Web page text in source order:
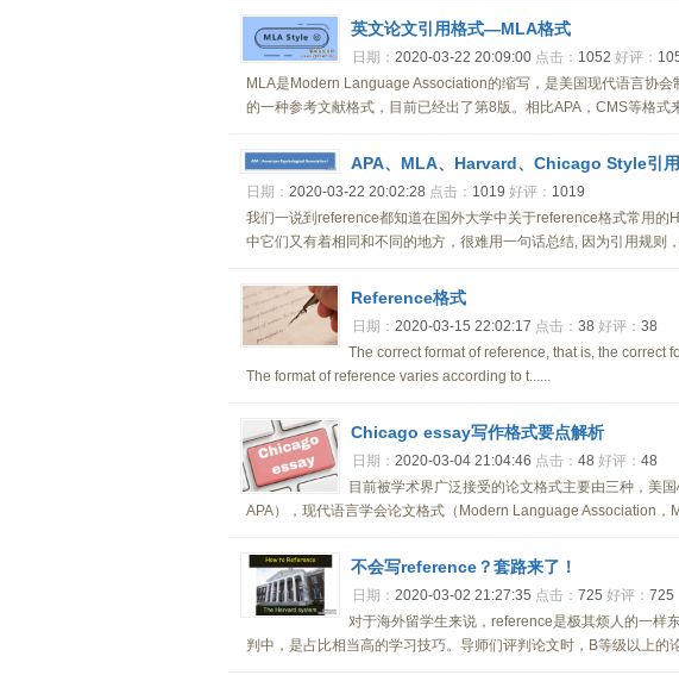
英文论文引用格式—MLA格式
日期： 2020-03-22 20:09:00 点击： 1052 好评：
MLA是Modern Language Association的缩写，是美国现代语言协
的一种参考文献格式，目前已经出了第8版。相比APA，CMS等格式
APA、MLA、Harvard、Chicago Style引
日期： 2020-03-22 20:02:28 点击： 1019 好评： 1019
我们一说到reference都知道在国外大学中关于reference格式常用
中它们又有着相同和不同的地方，很难用一句话总结, 因为引用规则
Reference格式
日期： 2020-03-15 22:02:17 点击： 38 好评： 38
The correct format of reference, that is, the
The format of reference varies according to t......
Chicago essay写作格式要点解析
日期： 2020-03-04 21:04:46 点击： 48 好评： 48
目前被学术界广泛接受的论文格式主要由三种，美
APA），现代语言学会论文格式（Modern Language Association
不会写reference？套路来了！
日期： 2020-03-02 21:27:35 点击： 725 好评： 725
对于海外留学生来说，reference是极其烦人的一样
判中，是占比相当高的学习技巧。导师们评判论文时，B等级以上的